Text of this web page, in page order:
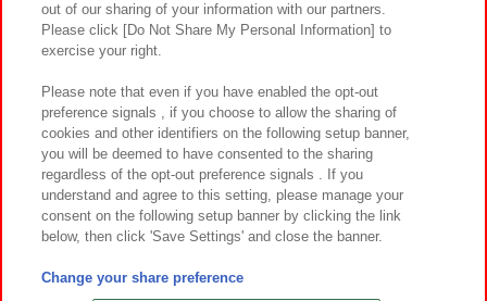
プライバシーポリシー ウェブアクセシビリティ方針と検証結果
お取引先さまとともに
カスタマーハラスメント対応方針 よくあるご質問・お問い合わせ
©Bandai Namco Amusement Inc.
©Bandai Namco Amusement Lab Inc.
out of our sharing of your information with our partners.
Please click [Do Not Share My Personal Information] to
exercise your right.
Please note that even if you have enabled the opt-out
preference signals , if you choose to allow the sharing of
cookies and other identifiers on the following setup banner,
you will be deemed to have consented to the sharing
regardless of the opt-out preference signals . If you
understand and agree to this setting, please manage your
consent on the following setup banner by clicking the link
below, then click 'Save Settings' and close the banner.
Change your share preference